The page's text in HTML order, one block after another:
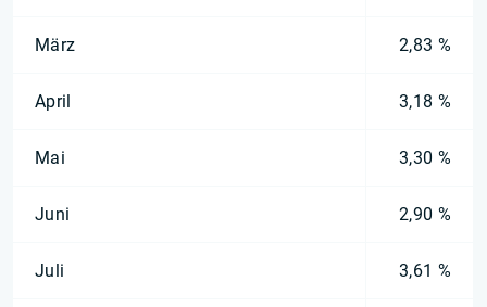
März 2,83 %
April 3,18 %
Mai 3,30 %
Juni 2,90 %
Juli 3,61 %